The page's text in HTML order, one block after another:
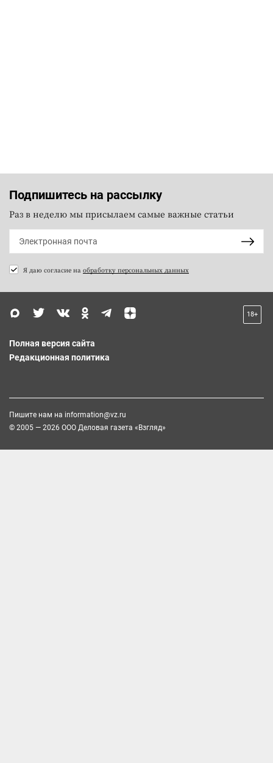
Подпишитесь на рассылку
Раз в неделю мы присылаем самые важные статьи
Я даю согласие на обработку персональных данных
18+
Полная версия сайта
Редакционная политика
Пишите нам на information@vz.ru
© 2005 — 2026 ООО Деловая газета «Взгляд»